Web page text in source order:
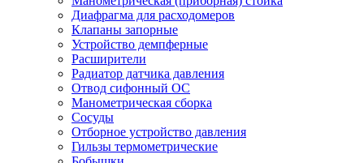
Диафрагма для расходомеров
Клапаны запорные
Устройство демпферные
Расширители
Радиатор датчика давления
Отвод сифонный ОС
Манометрическая сборка
Сосуды
Отборное устройство давления
Гильзы термометрические